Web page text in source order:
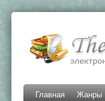
Главная Жанры